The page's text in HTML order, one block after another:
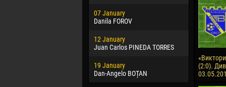
07 January
Danila FOROV
12 January
Juan Carlos PINEDA TORRES
19 January
Dan-Angelo BOȚAN
22 March
Samba
26 March
Vitor Hugo
28 March
Raí LOPES
(2:0).